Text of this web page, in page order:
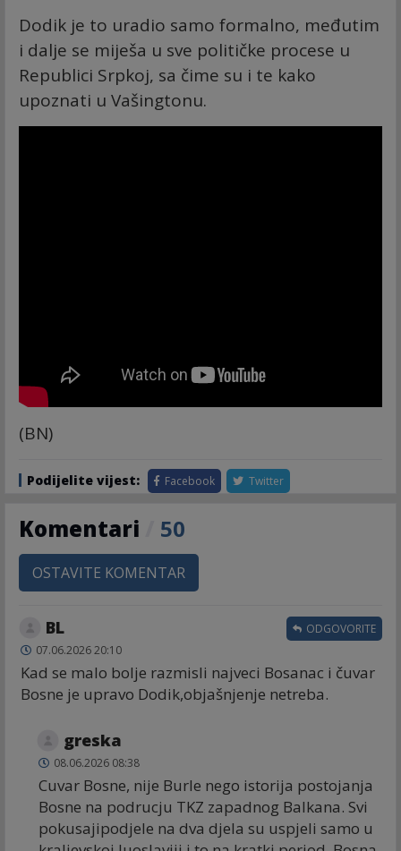
Dodik je to uradio samo formalno, međutim
i dalje se miješa u sve političke procese u
Republici Srpkoj, sa čime su i te kako
upoznati u Vašingtonu.
(BN)
Podijelite vijest: Facebook Twitter
Komentari 50
OSTAVITE KOMENTAR
BL
07.06.2026 20:10
Kad se malo bolje razmisli najveci Bosanac i čuvar
Bosne je upravo Dodik,objašnjenje netreba.
ODGOVORITE
greska
08.06.2026 08:38
Cuvar Bosne, nije Burle nego istorija postojanja
Bosne na podrucju TKZ zapadnog Balkana. Svi
pokusajipodjele na dva djela su uspjeli samo u